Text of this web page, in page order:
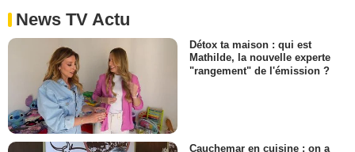
News TV Actu
Détox ta maison : qui est
Mathilde, la nouvelle experte
"rangement" de l'émission ?
Cauchemar en cuisine : on a